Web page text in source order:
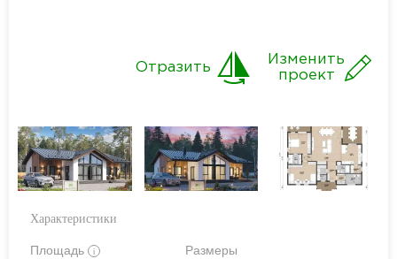
Изменить
проект
Отразить
Характеристики
Площадь i Размеры